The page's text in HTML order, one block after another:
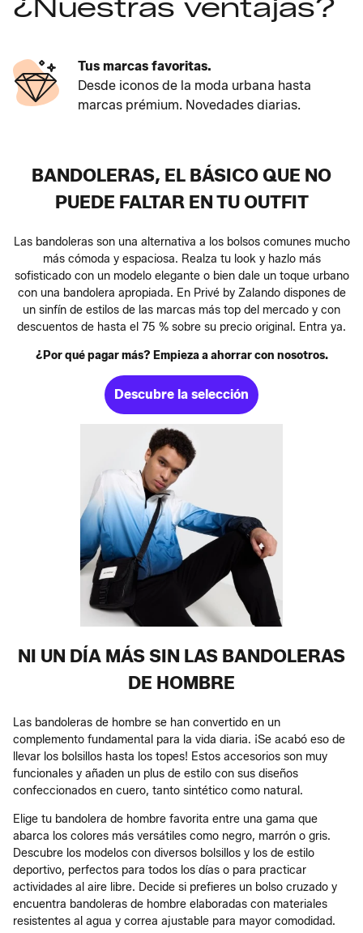
¿Nuestras ventajas?
Tus marcas favoritas.
Desde iconos de la moda urbana hasta
marcas prémium. Novedades diarias.
BANDOLERAS, EL BÁSICO QUE NO
PUEDE FALTAR EN TU OUTFIT
Las bandoleras son una alternativa a los bolsos comunes mucho
más cómoda y espaciosa. Realza tu look y hazlo más
sofisticado con un modelo elegante o bien dale un toque urbano
con una bandolera apropiada. En Privé by Zalando dispones de
un sinfín de estilos de las marcas más top del mercado y con
descuentos de hasta el 75 % sobre su precio original. Entra ya.
¿Por qué pagar más? Empieza a ahorrar con nosotros.
Descubre la selección
NI UN DÍA MÁS SIN LAS BANDOLERAS
DE HOMBRE
Las bandoleras de hombre se han convertido en un
complemento fundamental para la vida diaria. ¡Se acabó eso de
llevar los bolsillos hasta los topes! Estos accesorios son muy
funcionales y añaden un plus de estilo con sus diseños
confeccionados en cuero, tanto sintético como natural.
Elige tu bandolera de hombre favorita entre una gama que
abarca los colores más versátiles como negro, marrón o gris.
Descubre los modelos con diversos bolsillos y los de estilo
deportivo, perfectos para todos los días o para practicar
actividades al aire libre. Decide si prefieres un bolso cruzado y
encuentra bandoleras de hombre elaboradas con materiales
resistentes al agua y correa ajustable para mayor comodidad.